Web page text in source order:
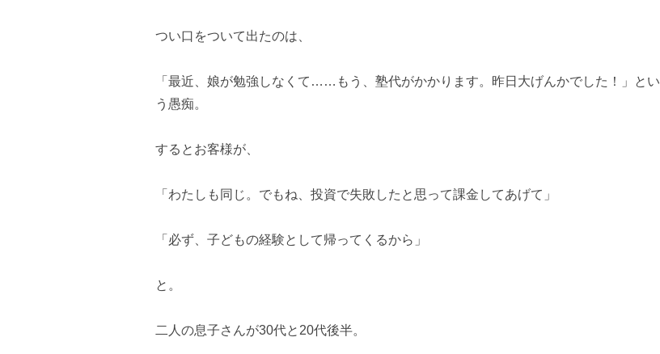
つい口をついて出たのは、
「最近、娘が勉強しなくて……もう、塾代がかかります。昨日大げんかでした！」とい
う愚痴。
するとお客様が、
「わたしも同じ。でもね、投資で失敗したと思って課金してあげて」
「必ず、子どもの経験として帰ってくるから」
と。
二人の息子さんが30代と20代後半。